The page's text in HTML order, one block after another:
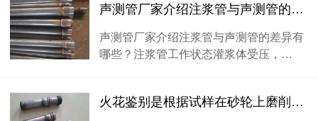
声测管厂家介绍注浆管与声测管的差异有哪些
声测管厂家介绍注浆管与声测管的差异有
哪些？注浆管工作状态灌浆体受压，…
火花鉴别是根据试样在砂轮上磨削时发射出来的火花束的形态来鉴别声测管种类的一种方法